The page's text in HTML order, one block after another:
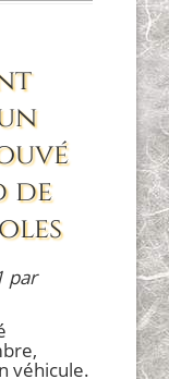
de
par
véhicule.